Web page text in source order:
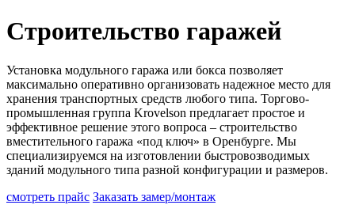
Строительство гаражей
Установка модульного гаража или бокса позволяет
максимально оперативно организовать надежное место для
хранения транспортных средств любого типа. Торгово-
промышленная группа Krovelson предлагает простое и
эффективное решение этого вопроса – строительство
вместительного гаража «под ключ» в Оренбурге. Мы
специализируемся на изготовлении быстровозводимых
зданий модульного типа разной конфигурации и размеров.
смотреть прайс Заказать замер/монтаж